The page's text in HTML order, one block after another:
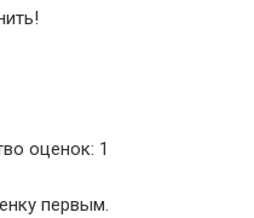
оценок: 1
первым.